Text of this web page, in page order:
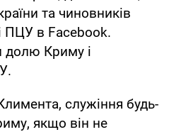
та чиновників
ПЦУ в Facebook.
долю Криму і
служіння будь-
якщо він не